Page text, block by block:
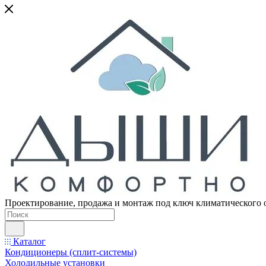
Проектирование, продажа и монтаж под ключ климатического
Каталог
Кондиционеры (сплит-системы)
Холодильные установки